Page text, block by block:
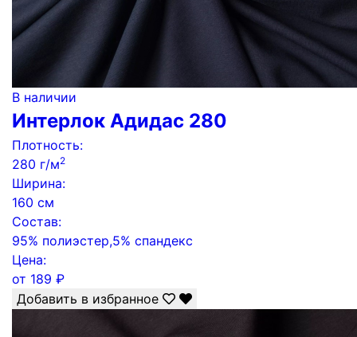
В наличии
Интерлок Адидас 280
Плотность:
280 г/м2
Ширина:
160 см
Состав:
95% полиэстер,5% спандекс
Цена:
от 189 ₽
Добавить в избранное